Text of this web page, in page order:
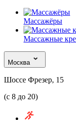
Массажёры
Массажные
Москва
Шоссе Фрезер, 15
(с 8 до 20)